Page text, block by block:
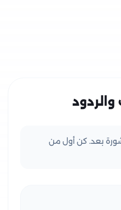
والردود
بعد. كن أول من